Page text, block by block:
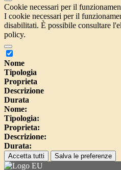
Cookie necessari per il
I cookie necessari per il
disabilitati. È possibile consultare
policy.
Nome
Tipologia
Proprieta
Descrizione
Durata
Nome:
Tipologia:
Proprieta:
Descrizione:
Durata:
Accetta tutti Salva le preferenze